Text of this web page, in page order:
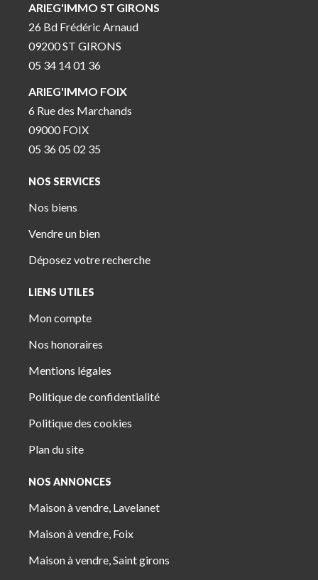
ARIEG'IMMO ST GIRONS
26 Bd Frédéric Arnaud
09200 ST GIRONS
05 34 14 01 36
ARIEG'IMMO FOIX
6 Rue des Marchands
09000 FOIX
05 36 05 02 35
NOS SERVICES
Nos biens
Vendre un bien
Déposez votre recherche
LIENS UTILES
Mon compte
Nos honoraires
Mentions légales
Politique de confidentialité
Politique des cookies
Plan du site
NOS ANNONCES
Maison à vendre, Lavelanet
Maison à vendre, Foix
Maison à vendre, Saint girons